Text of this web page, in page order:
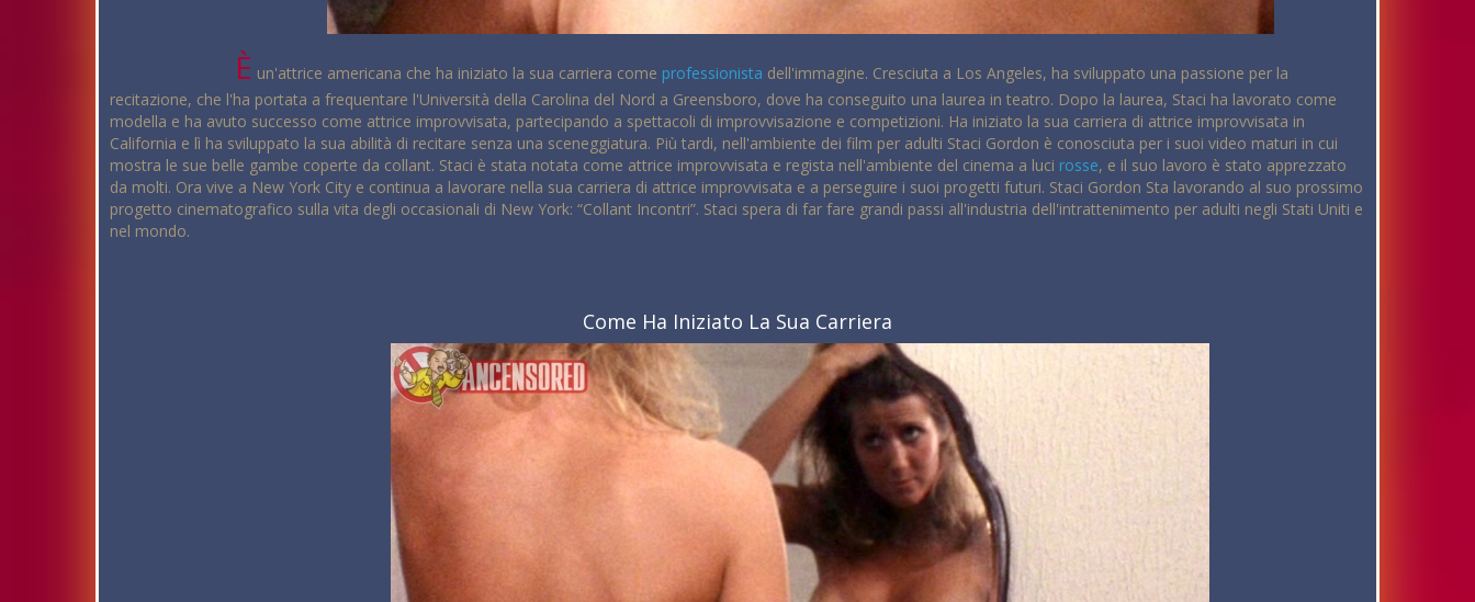
È un'attrice americana che ha iniziato la sua carriera come professionista dell'immagine. Cresciuta a Los Angeles, ha sviluppato una passione per la
recitazione, che l'ha portata a frequentare l'Università della Carolina del Nord a Greensboro, dove ha conseguito una laurea in teatro. Dopo la laurea, Staci ha lavorato come
modella e ha avuto successo come attrice improvvisata, partecipando a spettacoli di improvvisazione e competizioni. Ha iniziato la sua carriera di attrice improvvisata in
California e lì ha sviluppato la sua abilità di recitare senza una sceneggiatura. Più tardi, nell'ambiente dei film per adulti Staci Gordon è conosciuta per i suoi video maturi in cui
mostra le sue belle gambe coperte da collant. Staci è stata notata come attrice improvvisata e regista nell'ambiente del cinema a luci rosse, e il suo lavoro è stato apprezzato
da molti. Ora vive a New York City e continua a lavorare nella sua carriera di attrice improvvisata e a perseguire i suoi progetti futuri. Staci Gordon Sta lavorando al suo prossimo
progetto cinematografico sulla vita degli occasionali di New York: “Collant Incontri”. Staci spera di far fare grandi passi all'industria dell'intrattenimento per adulti negli Stati Uniti e
nel mondo.
Come Ha Iniziato La Sua Carriera